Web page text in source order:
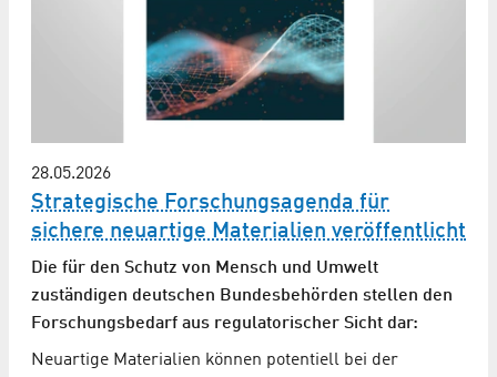
28.05.2026
Strategische Forschungsagenda für
sichere neuartige Materialien veröffentlicht
Die für den Schutz von Mensch und Umwelt
zuständigen deutschen Bundesbehörden stellen den
Forschungsbedarf aus regulatorischer Sicht dar:
Neuartige Materialien können potentiell bei der